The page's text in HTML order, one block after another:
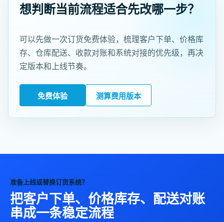
想判断当前流程适合先改哪一步？
可以先做一次订货免费体验，梳理客户下单、价格库
存、仓库配送、收款对账和系统对接的优先级，再决
定版本和上线节奏。
免费体验 测算费用版本
准备上线或替换订货系统？
把客户下单、价格库存、配送对账
串成一条稳定流程